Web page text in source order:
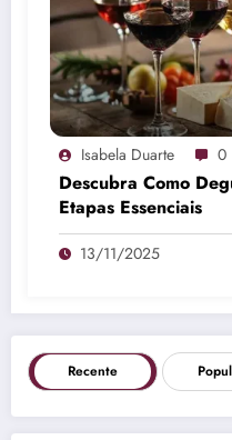
Isabela Duarte 0
Descubra Como
Etapas Essenciais
13/11/2025
Recente